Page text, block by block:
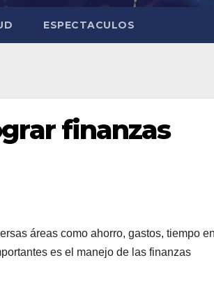
ESPECTACULOS
finanzas
áreas como ahorro, gastos, tiempo
es el manejo de las finanzas